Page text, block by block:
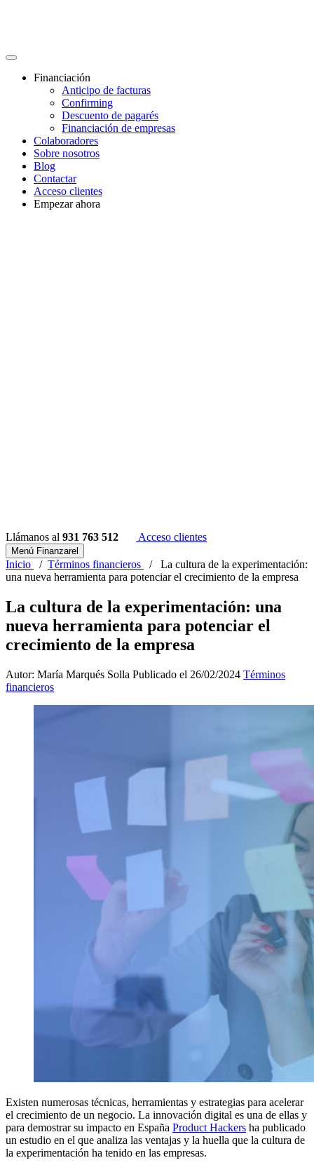
Financiación
Anticipo de facturas
Confirming
Descuento de pagarés
Financiación de empresas
Colaboradores
Sobre nosotros
Blog
Contactar
Acceso clientes
Empezar ahora
Llámanos al 931 763 512 Acceso clientes
Menú Finanzarel
Inicio / Términos financieros / La cultura de la experimentación:
una nueva herramienta para potenciar el crecimiento de la empresa
La cultura de la experimentación: una
nueva herramienta para potenciar el
crecimiento de la empresa
Autor: María Marqués Solla Publicado el 26/02/2024 Términos
financieros
Existen numerosas técnicas, herramientas y estrategias para acelerar
el crecimiento de un negocio. La innovación digital es una de ellas y
para demostrar su impacto en España Product Hackers ha publicado
un estudio en el que analiza las ventajas y la huella que la cultura de
la experimentación ha tenido en las empresas.